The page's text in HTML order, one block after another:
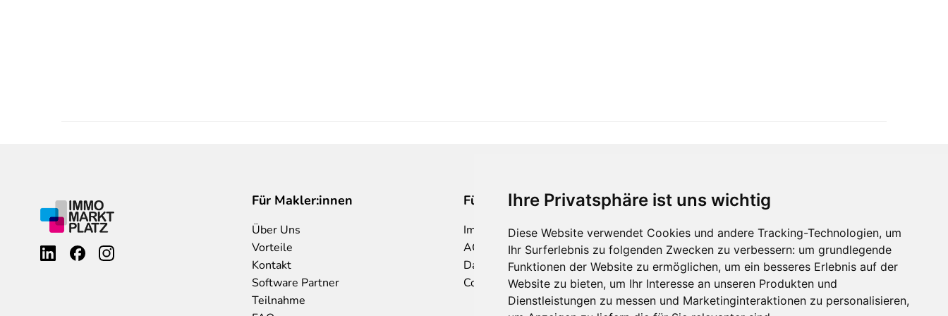
Ihre Privatsphäre ist uns wichtig
Diese Website verwendet Cookies und andere Tracking-Technologien, um
Ihr Surferlebnis zu folgenden Zwecken zu verbessern: um grundlegende
Funktionen der Website zu ermöglichen, um ein besseres Erlebnis auf der
Website zu bieten, um Ihr Interesse an unseren Produkten und
Dienstleistungen zu messen und Marketinginteraktionen zu personalisieren,
Für Makler:innen
Über Uns
Vorteile
Kontakt
Software Partner
Teilnahme
Für Makler:innen
Impressum
AGB
Datenschutzklärung
Cookie Richtlinie
Immobilienmarktplatz Newsletter
Erhalten Sie regelmäßig Neuigkeiten und
Serviceangebote zu Themen rund um die
Immobilie.